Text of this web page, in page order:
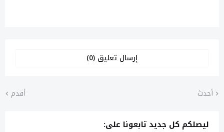
إرسال تعليق (0)
أحدث أقدم
ليصلكم كل جديد تابعونا على: